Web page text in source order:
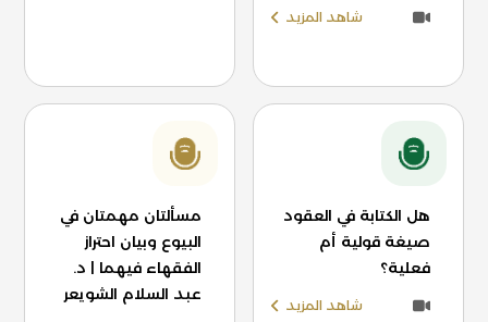
شاهد المزيد
هل الكتابة في العقود
صيغة قولية أم
فعلية؟
شاهد المزيد
مسألتان مهمتان في
البيوع وبيان احتراز
الفقهاء فيهما | د.
عبد السلام الشويعر